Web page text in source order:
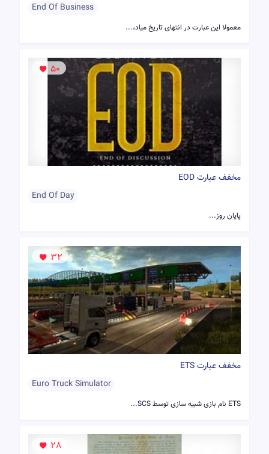
End Of Business
معمولا این عبارت در انتهای تاریخ میاد،...
50
مخفف عبارت EOD
End Of Day
پایان روز...
32
مخفف عبارت ETS
Euro Truck Simulator
ETS نام بازی شبیه سازی توسط SCS...
28